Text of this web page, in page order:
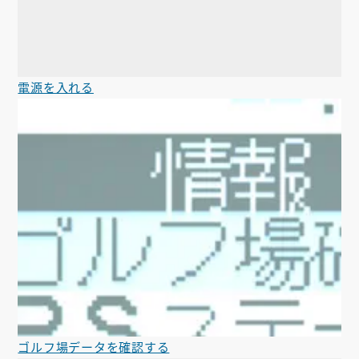
電源を入れる
ゴルフ場データを確認する